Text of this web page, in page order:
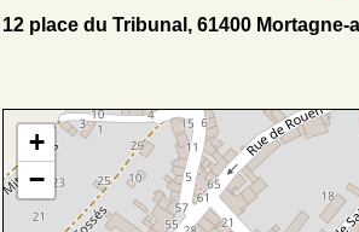
12 place du Tribunal, 61400 Mortagne-
+
−